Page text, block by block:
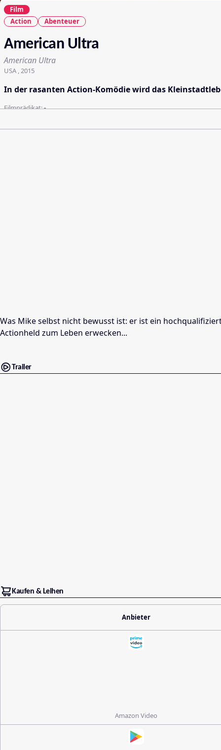
Film
Action
Abenteuer
American Ultra
American Ultra
USA , 2015
In der rasanten Action-Komödie wird das
Filmprädikat:-
Was Mike selbst nicht bewusst ist: er ist ein
Actionheld zum Leben erwecken...
Trailer
Kaufen & Leihen
Anbieter
Amazon Video